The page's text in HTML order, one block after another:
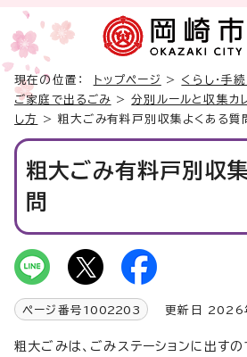
現在の位置： トップページ > くらし・手
ご家庭で出るごみ >分別ルールと収集カ
し方
> 粗大ごみ有料戸別収集よくある質
粗大ごみ有料戸別収
問
ページ番号 1002203 更新日 2026
粗大ごみは、ごみステーションに出す